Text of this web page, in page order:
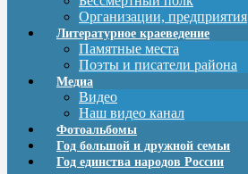
Организации, предприятия
Литературное краеведение
Памятные места
Поэты и писатели района
Медиа
Видео
Наш видео канал
Фотоальбомы
Год большой и дружной семьи
Год единства народов России